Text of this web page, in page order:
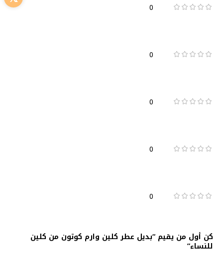
0
0
0
0
0
كن أول من يقيم “بديل عطر كلين وارم كوتون من كلين
للنساء”